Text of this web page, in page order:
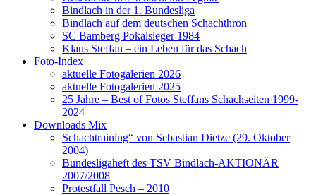
Bindlach in der 1. Bundesliga
Bindlach auf dem deutschen Schachthron
SC Bamberg Pokalsieger 1984
Klaus Steffan – ein Leben für das Schach
Foto-Index
aktuelle Fotogalerien 2026
aktuelle Fotogalerien 2025
25 Jahre – Best of Fotos Steffans Schachseiten 1999-
2024
Downloads Mix
Schachtraining“ von Sebastian Dietze (29. Oktober
2004)
Bundesligaheft des TSV Bindlach-AKTIONÄR
2007/2008
Protestfall Pesch – 2010